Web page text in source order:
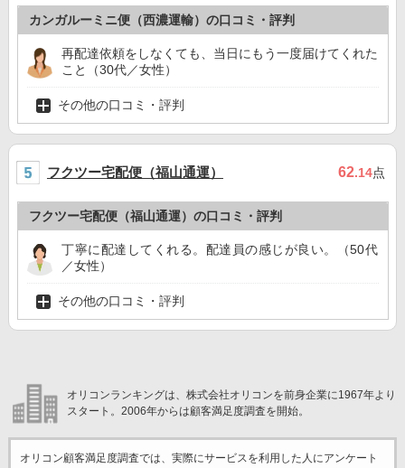
カンガルーミニ便（西濃運輸）の口コミ・評判
再配達依頼をしなくても、当日にもう一度届けてくれた
こと（30代／女性）
その他の口コミ・評判
フクツー宅配便（福山通運） 62.14点
フクツー宅配便（福山通運）の口コミ・評判
丁寧に配達してくれる。配達員の感じが良い。（50代
／女性）
その他の口コミ・評判
オリコンランキングは、株式会社オリコンを前身企業に1967年より
スタート。2006年からは顧客満足度調査を開始。
オリコン顧客満足度調査では、実際にサービスを利用した 人にアンケート